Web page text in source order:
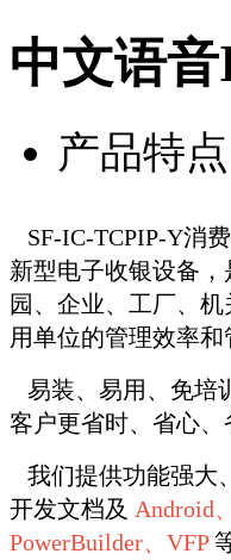
中文语
产品特点
SF-IC-TCPIP-Y消
新型电子收银设备
园、企业、工厂、
用单位的管理效率和
易装、易用、免培
客户更省时、省心、
我们提供功能强大
开发文档及 Android
PowerBuilder、VFP